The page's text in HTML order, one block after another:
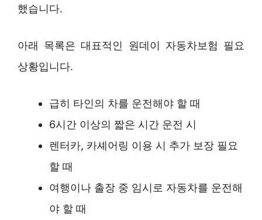
했습니다.
아래 목록은 대표적인 원데이 자동차보험 필요
상황입니다.
급히 타인의 차를 운전해야 할 때
6시간 이상의 짧은 시간 운전 시
렌터카, 카셰어링 이용 시 추가 보장 필요
할 때
여행이나 출장 중 임시로 자동차를 운전해
야 할 때